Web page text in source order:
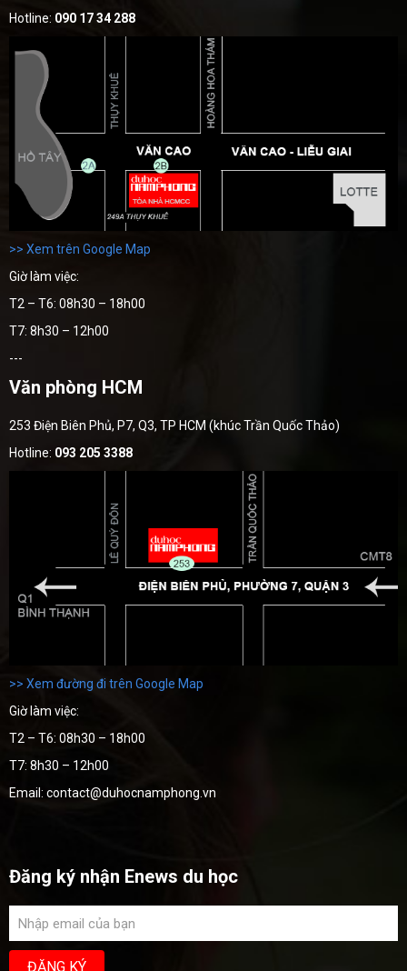
Hotline: 090 17 34 288
>> Xem trên Google Map
Giờ làm việc:
T2 – T6: 08h30 – 18h00
T7: 8h30 – 12h00
---
Văn phòng HCM
253 Điện Biên Phủ, P7, Q3, TP HCM (khúc Trần Quốc Thảo)
Hotline: 093 205 3388
>> Xem đường đi trên Google Map
Giờ làm việc:
T2 – T6: 08h30 – 18h00
T7: 8h30 – 12h00
Email: contact@duhocnamphong.vn
Đăng ký nhận Enews du học